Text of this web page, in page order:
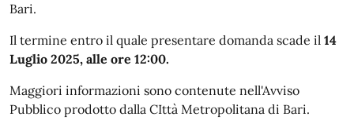
Bari.
Il termine entro il quale presentare domanda scade il 14
Luglio 2025, alle ore 12:00.
Maggiori informazioni sono contenute nell'Avviso
Pubblico prodotto dalla CIttà Metropolitana di Bari.